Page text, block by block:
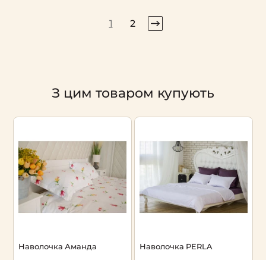
1 2
З цим товаром купують
Наволочка Аманда Наволочка PERLA